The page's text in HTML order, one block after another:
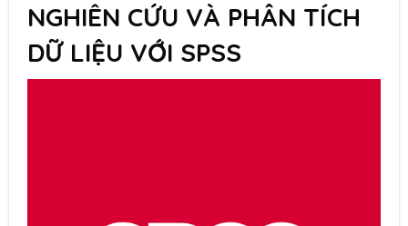
NGHIÊN CỨU VÀ PHÂN TÍCH
DỮ LIỆU VỚI SPSS